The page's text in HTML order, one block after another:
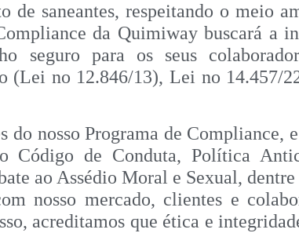
de saneantes, respeitando o meio
da Quimiway buscará a
seguro para os seus
(Lei no 12.846/13), Lei no 14.457/
nosso Programa de Compliance, e
Código de Conduta, Política
ao Assédio Moral e Sexual, dentre
nosso mercado, clientes e
acreditamos que ética e